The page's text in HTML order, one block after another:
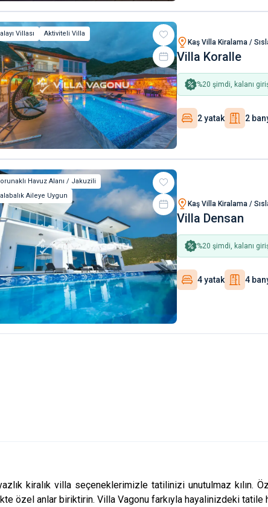
Villası Aktiviteli Villa
Kaş Villa Kiralama /
Villa Koralle
%20 şimdi, kalanı
2 yatak 2
Havuz Alanı / Jakuzili
Aileye Uygun
Kaş Villa Kiralama /
Villa Densan
%20 şimdi, kalanı
4 yatak 4
kiralık villa seçeneklerimizle tatilinizi unutulmaz kılın.
özel anlar biriktirin. Villa Vagonu farkıyla hayalinizdeki tatile